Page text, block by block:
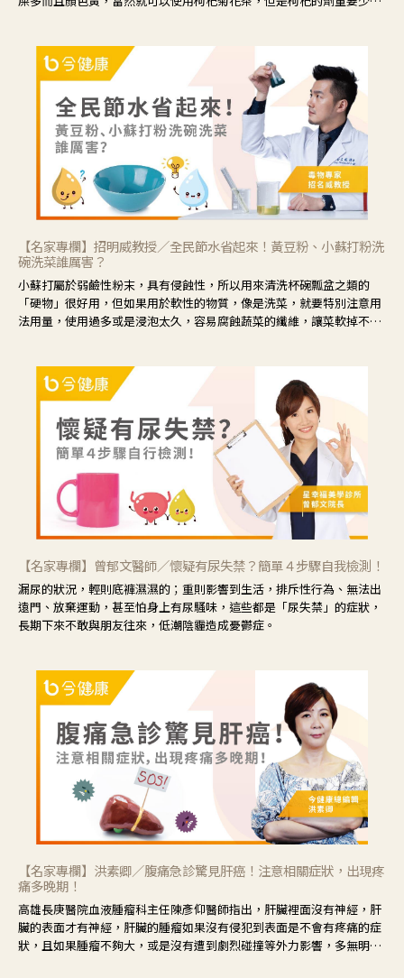
候就要使用菊花、金銀花來治療；假如單純的眼睛乾澀，結膜沒有紅，
眼睛周圍沒有眼屎，這種情況是屬於「陰虛」，就可以使用枸杞、蓮
藕、麥門冬、山藥等比較滋潤的藥材，效果就更顯著。
【名家專欄】招明威教授／全民節水省起來！黃豆粉、小蘇打粉洗
碗洗菜誰厲害？
小蘇打屬於弱鹼性粉末，具有侵蝕性，所以用來清洗杯碗瓢盆之類的
「硬物」很好用，但如果用於軟性的物質，像是洗菜，就要特別注意用
法用量，使用過多或是浸泡太久，容易腐蝕蔬菜的纖維，讓菜軟掉不清
【名家專欄】曾郁文醫師／懷疑有尿失禁？簡單４步驟自我檢測！
漏尿的狀況，輕則底褲濕濕的；重則影響到生活，排斥性行為、無法出
遠門、放棄運動，甚至怕身上有尿騷味，這些都是「尿失禁」的症狀，
長期下來不敢與朋友往來，低潮陰霾造成憂鬱症。
【名家專欄】洪素卿／腹痛急診驚見肝癌！注意相關症狀，出現疼
痛多晚期！
高雄長庚醫院血液腫瘤科主任陳彥仰醫師指出，肝臟裡面沒有神經，肝
臟的表面才有神經，肝臟的腫瘤如果沒有侵犯到表面是不會有疼痛的症
狀，且如果腫瘤不夠大，或是沒有遭到劇烈碰撞等外力影響，多無明顯